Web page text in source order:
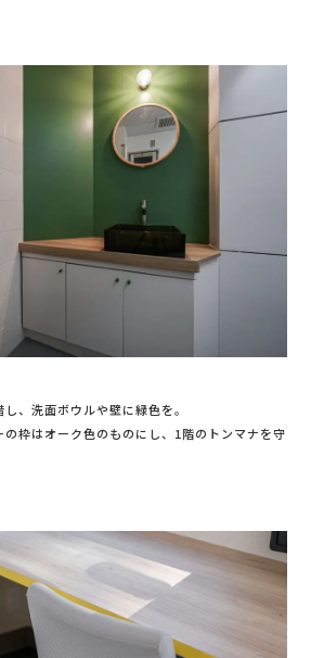
、洗面ボウルや壁に緑色を。
枠はオーク色のものにし、1階のトンマナを守